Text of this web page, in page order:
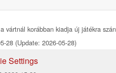
vártnál korábban kiadja új játékra
28 (Update: 2026-05-28)
Settings